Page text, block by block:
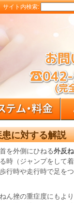
サイト内検索:
に対する解説
を外側にひねる外反
時（ジャンプをして
行時や走行時で足を
ん挫の重症度にもよ